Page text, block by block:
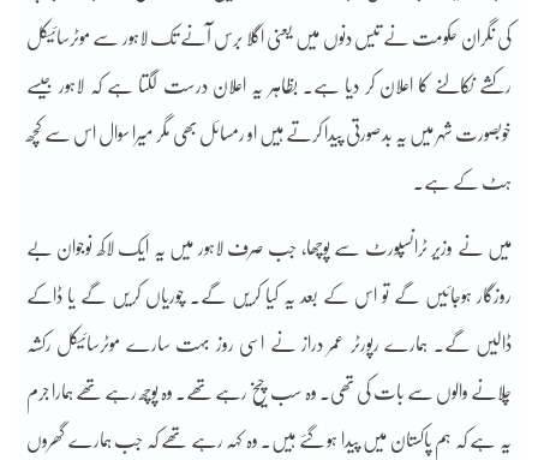
کی نگران حکومت نے تیس دنوں میں یعنی اگلا برس آنے تک لاہور سے موٹرسائیکل
رکشے نکالنے کا اعلان کر دیا ہے۔ بظاہر یہ اعلان درست لگتا ہے کہ لاہور جیسے
خوبصورت شہر میں یہ بدصورتی پیدا کرتے ہیں او رمسائل بھی مگر میرا سوال اس سے کچھ
ہٹ کے ہے۔
میں نے وزیر ٹرانسپورٹ سے پوچھا، جب صرف لاہور میں یہ ایک لاکھ نوجوان بے
روزگار ہوجائیں گے تو اس کے بعد یہ کیا کریں گے۔ چوریاں کریں گے یا ڈاکے
ڈالیں گے۔ ہمارے رپورٹر عمر دراز نے اسی روز بہت سارے موٹرسائیکل رکشہ
چلانے والوں سے بات کی تھی۔ وہ سب چیخ رہے تھے۔ وہ پوچھ رہے تھے ہمارا جرم
یہ ہے کہ ہم پاکستان میں پیدا ہو گئے ہیں۔ وہ کہہ رہے تھے کہ جب ہمارے گھروں